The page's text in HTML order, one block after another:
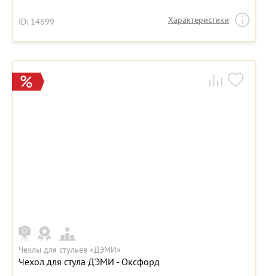
ID: 14699 Характеристики
Чехлы для стульев «ДЭМИ»
Чехол для стула ДЭМИ - Оксфорд